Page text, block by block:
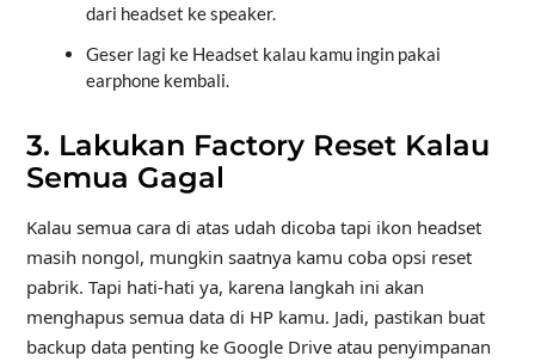
dari headset ke speaker.
Geser lagi ke Headset kalau kamu ingin pakai
earphone kembali.
3. Lakukan Factory Reset Kalau
Semua Gagal
Kalau semua cara di atas udah dicoba tapi ikon headset
masih nongol, mungkin saatnya kamu coba opsi reset
pabrik. Tapi hati-hati ya, karena langkah ini akan
menghapus semua data di HP kamu. Jadi, pastikan buat
backup data penting ke Google Drive atau penyimpanan